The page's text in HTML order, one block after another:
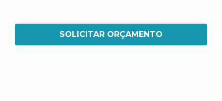
SOLICITAR ORÇAMENTO